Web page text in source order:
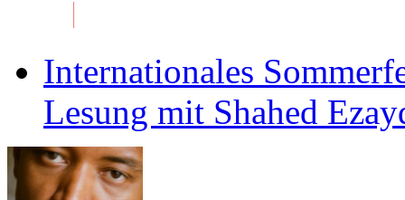
Internationales
Lesung mit Shahed